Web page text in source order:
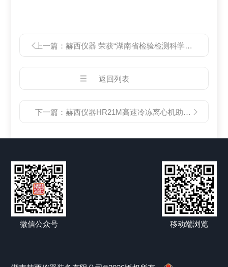
上一篇：赫西仪器 荣获“湖南省检验检测科学技术二等奖”
返回列表
下一篇：赫西仪器HR21M高速冷冻离心机助力抗原检测试剂的企业生产
微信公众号 移动端浏览